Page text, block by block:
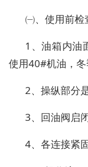
㈠、使用前检
1、油箱内油
使用40#机油，冬
2、操纵部分
3、回油阀启
4、各连接紧